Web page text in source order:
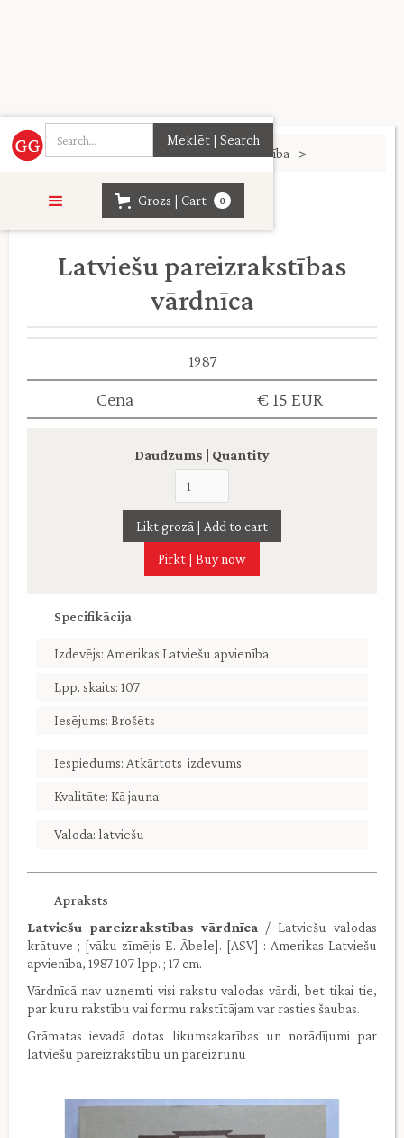
Grozs | Cart 0
Sākumlapa > Valodniecība. Grāmatniecība >
Latviešu pareizrakstības
vārdnīca
1987
Cena € 15 EUR
Daudzums | Quantity
Pirkt | Buy now
Specifikācija
Izdevējs: Amerikas Latviešu apvienība
Lpp. skaits: 107
Iesējums: Brošēts
Iespiedums: Atkārtots izdevums
Kvalitāte: Kā jauna
Valoda: latviešu
Apraksts
Latviešu pareizrakstības vārdnīca / Latviešu valodas
krātuve ; [vāku zīmējis E. Ābele]. [ASV] : Amerikas Latviešu
apvienība, 1987 107 lpp. ; 17 cm.
Vārdnīcā nav uzņemti visi rakstu valodas vārdi, bet tikai tie,
par kuru rakstību vai formu rakstītājam var rasties šaubas.
Grāmatas ievadā dotas likumsakarības un norādījumi par
latviešu pareizrakstību un pareizrunu